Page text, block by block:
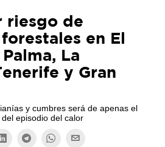
riesgo de
en El
La
y Gran
y cumbres será de apenas el
episodio del calor